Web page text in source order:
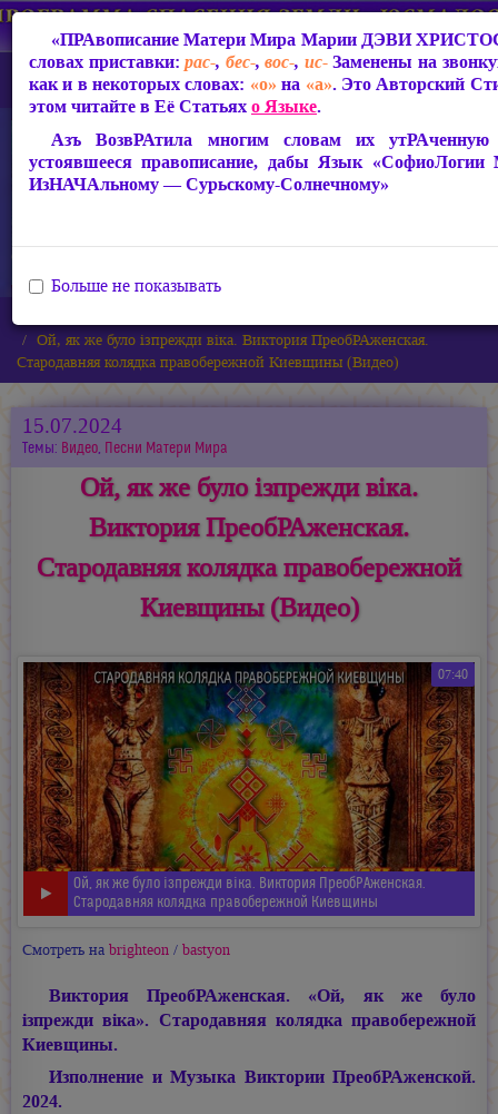
Ой, як же було iзпрежди вiка. Виктория ПреобРАженская.
Стародавняя колядка правобережной Киевщины (Видео)
15.07.2024
Темы: Видео, Песни Матери Мира
Ой, як же було iзпрежди вiка.
Виктория ПреобРАженская.
Стародавняя колядка правобережной
Киевщины (Видео)
07:40
Ой, як же було iзпрежди вiка. Виктория ПреобРАженская.
Стародавняя колядка правобережной Киевщины
Смотреть на brighteon / bastyon
Виктория ПреобРАженская. «Ой, як же було
iзпрежди вiка». Стародавняя колядка правобережной
Киевщины.
Изполнение и Музыка Виктории ПреобРАженской.
2024.
«ПРАвописание Матери Мира Марии ДЭВИ
словах приставки:рас-, бес-,вос-, ис-Заменены на
как и в некоторых словах: «о» на «а». Это Авторский
этом читайте в Её Статьяхо Языке.
Азъ ВозвРАтила многим словам их утРАченную
устоявшееся правописание, дабы Язык
ИзНАЧАльному — Сурьскому-Солнечному»
Больше не показывать